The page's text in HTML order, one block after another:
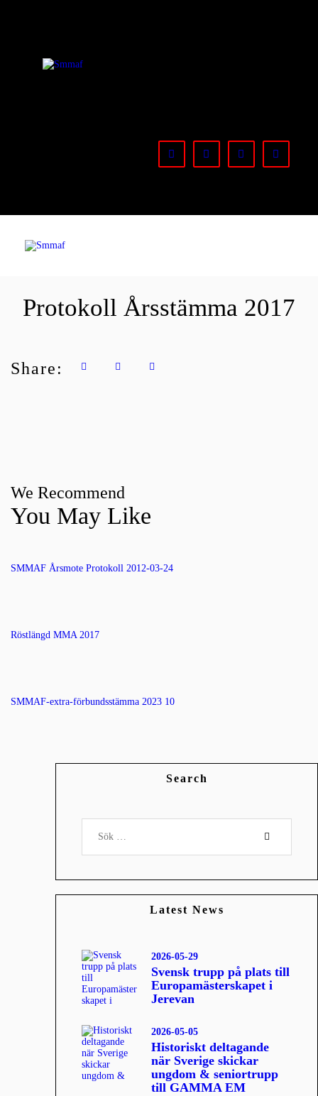
Protokoll Årsstämma 2017
Share:
We Recommend
You May Like
SMMAF Årsmote Protokoll 2012-03-24
Röstlängd MMA 2017
SMMAF-extra-förbundsstämma 2023 10
Search
Latest News
Svensk trupp på plats till
Europamästerskapet i
Jerevan
2026-05-29
Historiskt deltagande
när Sverige skickar
ungdom & seniortrupp
till GAMMA EM
2026-05-05